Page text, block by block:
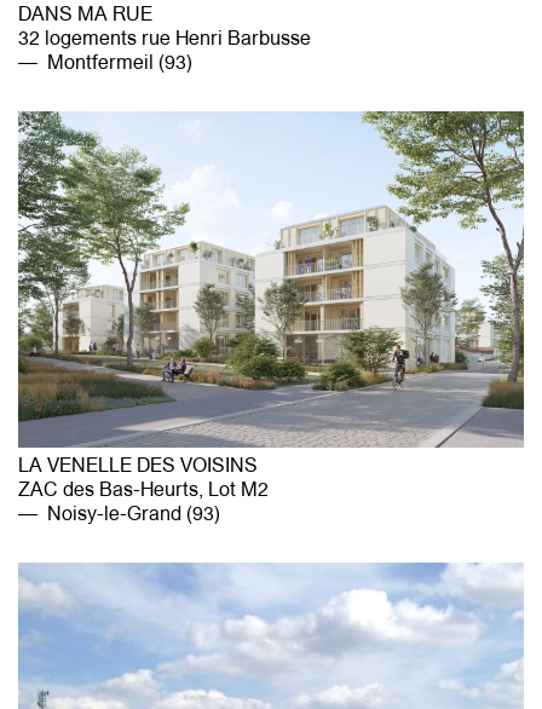
DANS MA RUE
32 logements rue Henri Barbusse
Montfermeil (93)
LA VENELLE DES VOISINS
ZAC des Bas-Heurts, Lot M2
Noisy-le-Grand (93)